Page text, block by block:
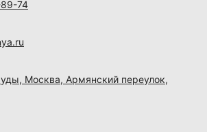
74
Москва, Армянский переулок,